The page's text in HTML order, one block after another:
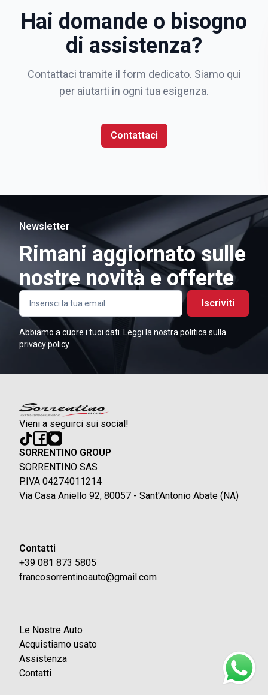
Hai domande o bisogno
di assistenza?
Contattaci tramite il form dedicato. Siamo qui
per aiutarti in ogni tua esigenza.
Contattaci
Newsletter
Rimani aggiornato sulle
nostre novità e offerte
Iscriviti
Abbiamo a cuore i tuoi dati. Leggi la nostra politica sulla
privacy policy.
Vieni a seguirci sui social!
SORRENTINO GROUP
SORRENTINO SAS
P.IVA 04274011214
Via Casa Aniello 92, 80057 - Sant'Antonio Abate (NA)
Contatti
+39 081 873 5805
francosorrentinoauto@gmail.com
Le Nostre Auto
Acquistiamo usato
Assistenza
Contatti